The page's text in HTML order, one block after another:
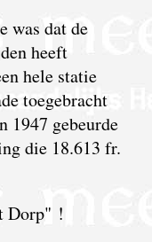
was dat de
heeft
hele statie
toegebracht
1947 gebeurde
die 18.613 fr.
Dorp" !